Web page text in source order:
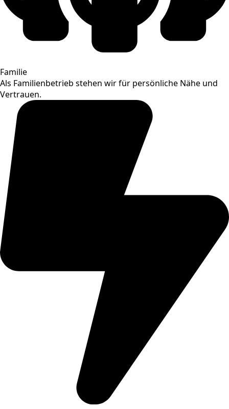
Familie
Als Familienbetrieb stehen wir für persönliche Nähe und
Vertrauen.